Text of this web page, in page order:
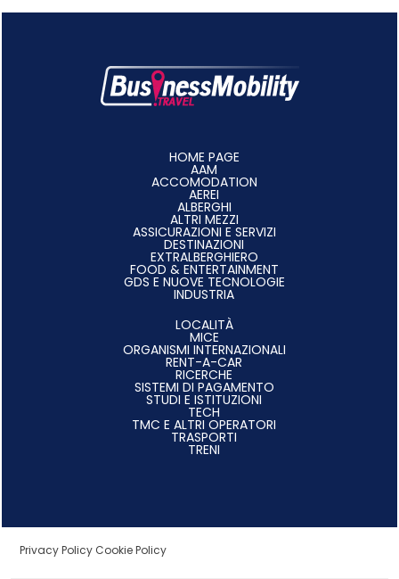
HOME PAGE
AAM
ACCOMODATION
AEREI
ALBERGHI
ALTRI MEZZI
ASSICURAZIONI E SERVIZI
DESTINAZIONI
EXTRALBERGHIERO
FOOD & ENTERTAINMENT
GDS E NUOVE TECNOLOGIE
INDUSTRIA
LOCALITÀ
MICE
ORGANISMI INTERNAZIONALI
RENT-A-CAR
RICERCHE
SISTEMI DI PAGAMENTO
STUDI E ISTITUZIONI
TECH
TMC E ALTRI OPERATORI
TRASPORTI
TRENI
Privacy Policy Cookie Policy